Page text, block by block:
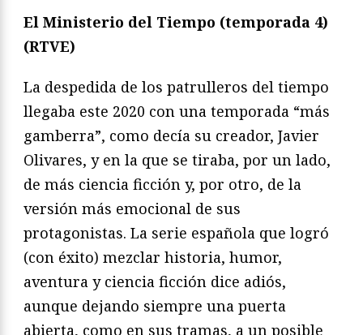
El Ministerio del Tiempo (temporada 4)
(RTVE)
La despedida de los patrulleros del tiempo
llegaba este 2020 con una temporada “más
gamberra”, como decía su creador, Javier
Olivares, y en la que se tiraba, por un lado,
de más ciencia ficción y, por otro, de la
versión más emocional de sus
protagonistas. La serie española que logró
(con éxito) mezclar historia, humor,
aventura y ciencia ficción dice adiós,
aunque dejando siempre una puerta
abierta, como en sus tramas, a un posible